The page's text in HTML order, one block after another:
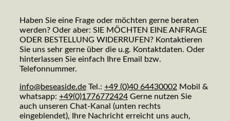
Haben Sie eine Frage oder möchten gerne beraten
werden? Oder aber: SIE MÖCHTEN EINE ANFRAGE
ODER BESTELLUNG WIDERRUFEN? Kontaktieren
Sie uns sehr gerne über die u.g. Kontaktdaten. Oder
hinterlassen Sie einfach Ihre Email bzw.
Telefonnummer.
info@beseaside.de Tel.: +49 (0)40 64430002 Mobil &
whatsapp: +49(0)1776772424 Gerne nutzen Sie
auch unseren Chat-Kanal (unten rechts
eingeblendet), Ihre Nachricht erreicht uns auch,